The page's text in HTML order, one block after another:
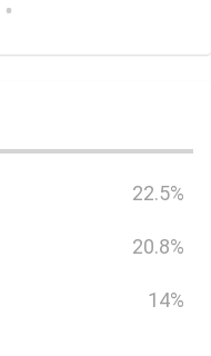
22.5%
20.8%
14%